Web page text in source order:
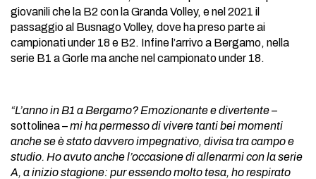
giovanili che la B2 con la Granda Volley, e nel 2021 il
passaggio al Busnago Volley, dove ha preso parte ai
campionati under 18 e B2. Infine l’arrivo a Bergamo, nella
serie B1 a Gorle ma anche nel campionato under 18.
“L’anno in B1 a Bergamo? Emozionante e divertente–
sottolinea –mi ha permesso di vivere tanti bei momenti
anche se è stato davvero impegnativo, divisa tra campo e
studio. Ho avuto anche l’occasione di allenarmi con la serie
A, a inizio stagione: pur essendo molto tesa, ho respirato